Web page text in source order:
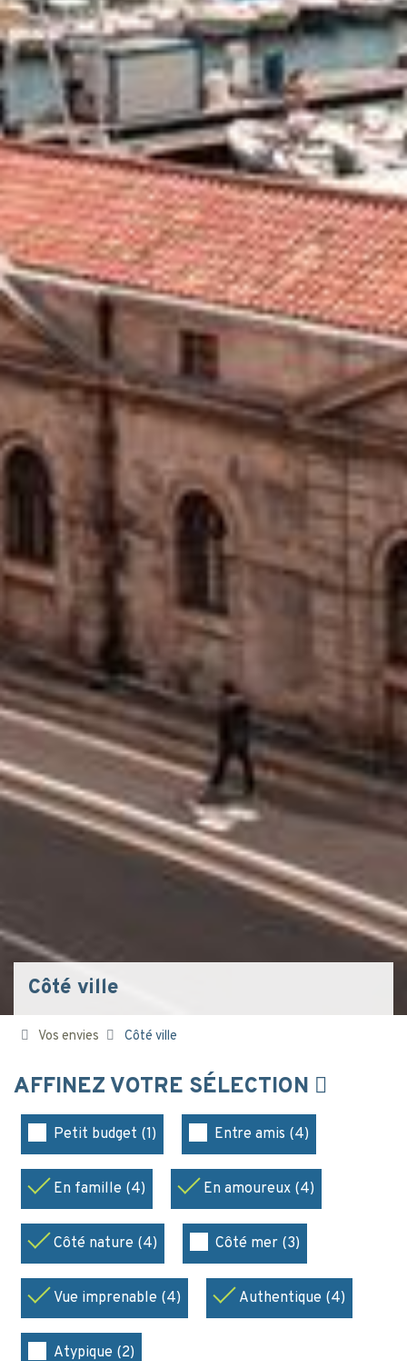
Côté ville
Vos envies Côté ville
AFFINEZ VOTRE SÉLECTION
Petit budget (1) Entre amis (4)
En famille (4) En amoureux (4)
Côté nature (4) Côté mer (3)
Vue imprenable (4) Authentique (4)
Atypique (2)